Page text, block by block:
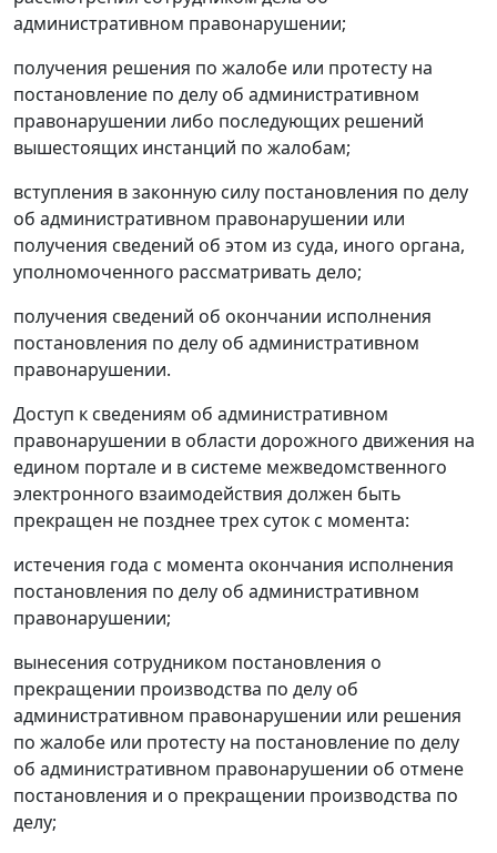
административном правонарушении;
получения решения по жалобе или протесту на
постановление по делу об административном
правонарушении либо последующих решений
вышестоящих инстанций по жалобам;
вступления в законную силу постановления по делу
об административном правонарушении или
получения сведений об этом из суда, иного органа,
уполномоченного рассматривать дело;
получения сведений об окончании исполнения
постановления по делу об административном
правонарушении.
Доступ к сведениям об административном
правонарушении в области дорожного движения на
едином портале и в системе межведомственного
электронного взаимодействия должен быть
прекращен не позднее трех суток с момента:
истечения года с момента окончания исполнения
постановления по делу об административном
правонарушении;
вынесения сотрудником постановления о
прекращении производства по делу об
административном правонарушении или решения
по жалобе или протесту на постановление по делу
об административном правонарушении об отмене
постановления и о прекращении производства по
делу;